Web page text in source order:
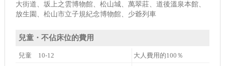
大街道、坂上之雲博物館、松山城、萬翠莊、道後溫泉本館、
放生園、松山市立子規紀念博物館、少爺列車
兒童・不佔床位的費用
兒童 10-12 大人費用的100％